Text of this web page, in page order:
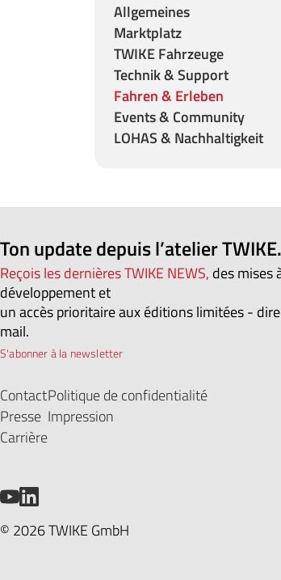
Allgemeines
Marktplatz
TWIKE Fahrzeuge
Technik & Support
Fahren & Erleben
Events & Community
LOHAS & Nachhaltigkeit
Ton update depuis l’atelier TWIKE.
Reçois les dernières TWIKE NEWS, des mises
développement et
un accès prioritaire aux éditions limitées -
mail.
S'abonner à la newsletter
Contact
Presse
Carrière
Politique de confidentialité
Impression
© 2026 TWIKE GmbH